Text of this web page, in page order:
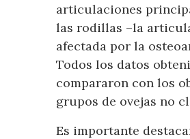
articulaciones
las rodillas –la
afectada por la
Todos los datos
compararon con los
grupos de ovejas no
Es importante